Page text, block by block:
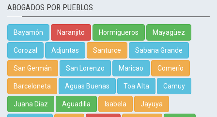
ABOGADOS POR PUEBLOS
Bayamón Naranjito Hormigueros Mayagüez
Corozal Adjuntas Santurce Sabana Grande
San Germán San Lorenzo Maricao Comerío
Barceloneta Aguas Buenas Toa Alta Camuy
Juana Díaz Aguadilla Isabela Jayuya